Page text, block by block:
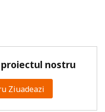
nostru
Ziuadeazi